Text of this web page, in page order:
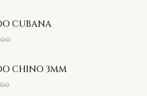
CUBANA
CHINO 3MM